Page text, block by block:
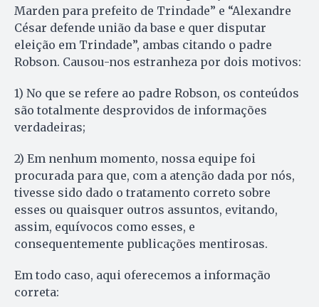
Marden para prefeito de Trindade” e “Alexandre
César defende união da base e quer disputar
eleição em Trindade”, ambas citando o padre
Robson. Causou-nos estranheza por dois motivos:
1) No que se refere ao padre Robson, os conteúdos
são totalmente desprovidos de informações
verdadeiras;
2) Em nenhum momento, nossa equipe foi
procurada para que, com a atenção dada por nós,
tivesse sido dado o tratamento correto sobre
esses ou quaisquer outros assuntos, evitando,
assim, equívocos como esses, e
consequentemente publicações mentirosas.
Em todo caso, aqui oferecemos a informação
correta: